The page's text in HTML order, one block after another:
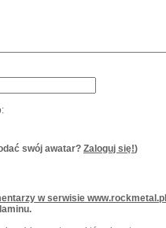
swój awatar? Zaloguj się!)
w serwisie www.rockmetal.pl